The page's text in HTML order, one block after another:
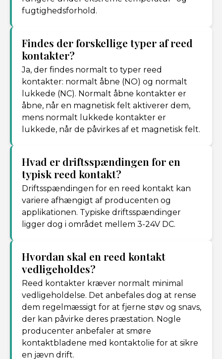
fugtighedsforhold.
Findes der forskellige typer af reed
kontakter?
Ja, der findes normalt to typer reed
kontakter: normalt åbne (NO) og normalt
lukkede (NC). Normalt åbne kontakter er
åbne, når en magnetisk felt aktiverer dem,
mens normalt lukkede kontakter er
lukkede, når de påvirkes af et magnetisk felt.
Hvad er driftsspændingen for en
typisk reed kontakt?
Driftsspændingen for en reed kontakt kan
variere afhængigt af producenten og
applikationen. Typiske driftsspændinger
ligger dog i området mellem 3-24V DC.
Hvordan skal en reed kontakt
vedligeholdes?
Reed kontakter kræver normalt minimal
vedligeholdelse. Det anbefales dog at rense
dem regelmæssigt for at fjerne støv og snavs,
der kan påvirke deres præstation. Nogle
producenter anbefaler at smøre
kontaktbladene med kontaktolie for at sikre
en jævn drift.